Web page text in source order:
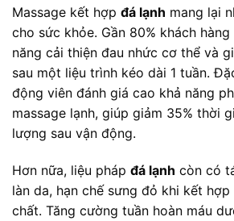
Massage kết hợp đá lạnh mang lại
cho sức khỏe. Gần 80% khách
năng cải thiện đau nhức cơ thể và
sau một liệu trình kéo dài 1 tuần.
động viên đánh giá cao khả năng
massage lạnh, giúp giảm 35% thời
lượng sau vận động.
Hơn nữa, liệu pháp đá lạnh còn có
làn da, hạn chế sưng đỏ khi kết
chất. Tăng cường tuần hoàn máu